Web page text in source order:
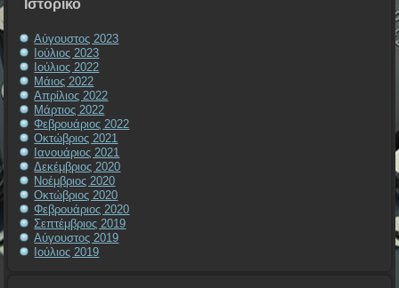
Ιστορικό
Αύγουστος 2023
Ιούλιος 2023
Ιούλιος 2022
Μάιος 2022
Απρίλιος 2022
Μάρτιος 2022
Φεβρουάριος 2022
Οκτώβριος 2021
Ιανουάριος 2021
Δεκέμβριος 2020
Νοέμβριος 2020
Οκτώβριος 2020
Φεβρουάριος 2020
Σεπτέμβριος 2019
Αύγουστος 2019
Ιούλιος 2019